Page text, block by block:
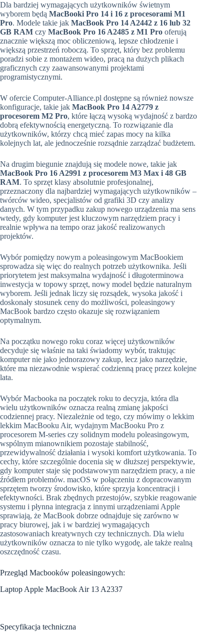
Dla bardziej wymagających użytkowników świetnym
wyborem będą MacBooki Pro 14 i 16 z procesorami M1
Pro. Modele takie jak MacBook Pro 14 A2442 z 16 lub 32
GB RAM czy MacBook Pro 16 A2485 z M1 Pro oferują
znacznie większą moc obliczeniową, lepsze chłodzenie i
większą przestrzeń roboczą. To sprzęt, który bez problemu
poradzi sobie z montażem wideo, pracą na dużych plikach
graficznych czy zaawansowanymi projektami
programistycznymi.
W ofercie Computer-Alliance.pl dostępne są również nowsze
konfiguracje, takie jak MacBook Pro 14 A2779 z
procesorem M2 Pro, które łączą wysoką wydajność z bardzo
dobrą efektywnością energetyczną. To rozwiązanie dla
użytkowników, którzy chcą mieć zapas mocy na kilka
kolejnych lat, ale jednocześnie rozsądnie zarządzać budżetem.
Na drugim biegunie znajdują się modele nowe, takie jak
MacBook Pro 16 A2991 z procesorem M3 Max i 48 GB
RAM. To sprzęt klasy absolutnie profesjonalnej,
przeznaczony dla najbardziej wymagających użytkowników –
twórców wideo, specjalistów od grafiki 3D czy analizy
danych. W tym przypadku zakup nowego urządzenia ma sens
wtedy, gdy komputer jest kluczowym narzędziem pracy i
realnie wpływa na tempo oraz jakość realizowanych
projektów.
Wybór pomiędzy nowym a poleasingowym MacBookiem
sprowadza się więc do realnych potrzeb użytkownika. Jeśli
priorytetem jest maksymalna wydajność i długoterminowa
inwestycja w topowy sprzęt, nowy model będzie naturalnym
wyborem. Jeśli jednak liczy się rozsądek, wysoka jakość i
doskonały stosunek ceny do możliwości, poleasingowy
MacBook bardzo często okazuje się rozwiązaniem
optymalnym.
Na początku nowego roku coraz więcej użytkowników
decyduje się właśnie na taki świadomy wybór, traktując
komputer nie jako jednorazowy zakup, lecz jako narzędzie,
które ma niezawodnie wspierać codzienną pracę przez kolejne
lata.
Wybór Macbooka na początek roku to decyzja, która dla
wielu użytkowników oznacza realną zmianę jakpości
codziennej pracy. Niezależnie od tego, czy mówimy o lekkim
lekkim MacBooku Air, wydajnym MacBooku Pro z
procesorem M-series czy solidnym modelu poleasingowym,
wspólnym mianownikiem pozostaje stabilność,
przewidywalność działania i wysoki komfort użytkowania. To
cechy, które szczególnie docenia się w dłuższej perspektywie,
gdy komputer staje się podstawowym narzędziem pracy, a nie
źródłem problemów. macOS w połączeniu z dopracowanym
sprzętem tworzy środowisko, które sprzyja koncentracji i
efektywności. Brak zbędnych przestojów, szybkie reagowanie
systemu i płynna integracja z innymi urządzeniami Apple
sprawiają, że MacBook dobrze odnajduje się zarówno w
pracy biurowej, jak i w bardziej wymagających
zastosowaniach kreatywnych czy technicznych. Dla wielu
użytkowników oznacza to nie tylko wygodę, ale także realną
oszczędność czasu.
Przegląd Macbooków poleasingowych:
Laptop Apple MacBook Air 13 A2337
Specyfikacja techniczna